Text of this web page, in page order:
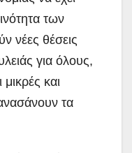
των
νέες θέσεις
για όλους,
και
τα